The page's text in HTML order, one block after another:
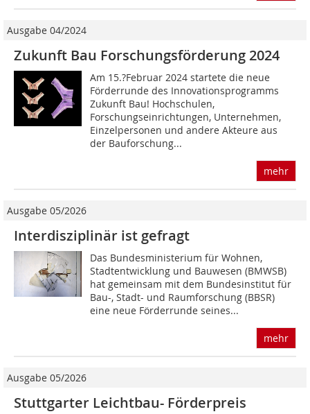
Ausgabe 04/2024
Zukunft Bau Forschungsförderung 2024
Am 15.?Februar 2024 startete die neue
Förder­runde des Innovationsprogramms
Zukunft Bau! Hochschulen,
Forschungseinrichtungen, Unternehmen,
Einzelpersonen und andere Akteure aus
der Bauforschung...
mehr
Ausgabe 05/2026
Interdisziplinär ist gefragt
Das Bundesministerium für Wohnen,
Stadtentwicklung und Bauwesen (BMWSB)
hat gemeinsam mit dem Bundesinstitut für
Bau-, Stadt- und Raumforschung (BBSR)
eine neue Förderrunde seines...
mehr
Ausgabe 05/2026
Stuttgarter Leichtbau- Förderpreis